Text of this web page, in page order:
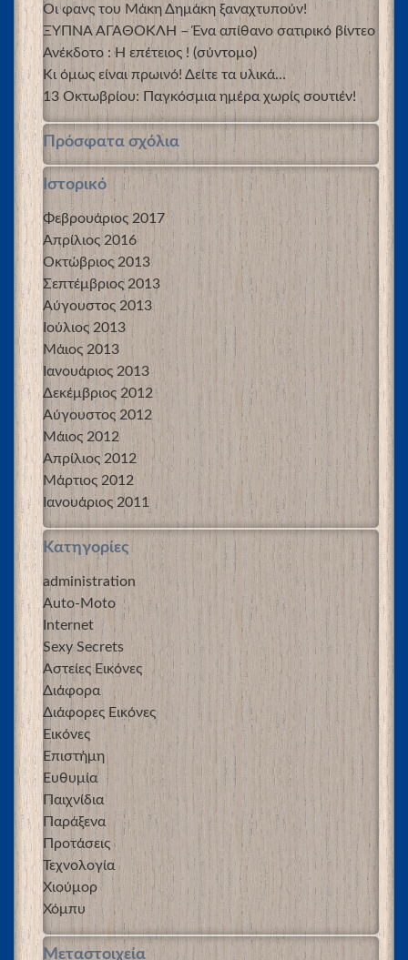
Οι φανς του Μάκη Δημάκη ξαναχτυπούν!
ΞΥΠΝΑ ΑΓΑΘΟΚΛΗ – Ένα απίθανο σατιρικό βίντεο
Ανέκδοτο : Η επέτειος ! (σύντομο)
Κι όμως είναι πρωινό! Δείτε τα υλικά…
13 Οκτωβρίου: Παγκόσμια ημέρα χωρίς σουτιέν!
Πρόσφατα σχόλια
Ιστορικό
Φεβρουάριος 2017
Απρίλιος 2016
Οκτώβριος 2013
Σεπτέμβριος 2013
Αύγουστος 2013
Ιούλιος 2013
Μάιος 2013
Ιανουάριος 2013
Δεκέμβριος 2012
Αύγουστος 2012
Μάιος 2012
Απρίλιος 2012
Μάρτιος 2012
Ιανουάριος 2011
Kατηγορίες
administration
Auto-Moto
Internet
Sexy Secrets
Αστείες Εικόνες
Διάφορα
Διάφορες Εικόνες
Εικόνες
Επιστήμη
Ευθυμία
Παιχνίδια
Παράξενα
Προτάσεις
Τεχνολογία
Χιούμορ
Χόμπυ
Μεταστοιχεία